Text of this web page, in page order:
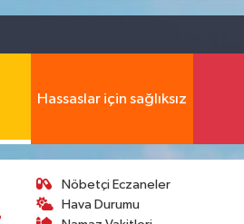
Hassaslar için sağlıksız
Nöbetçi Eczaneler
Hava Durumu